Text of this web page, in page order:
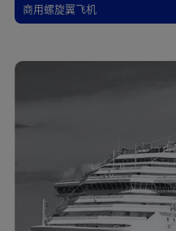
商用螺旋翼飞机